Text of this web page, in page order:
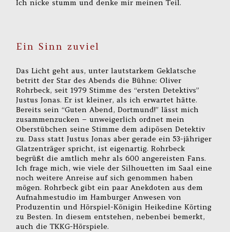
Ich nicke stumm und denke mir meinen Teil.
Ein Sinn zuviel
Das Licht geht aus, unter lautstarkem Geklatsche
betritt der Star des Abends die Bühne: Oliver
Rohrbeck, seit 1979 Stimme des “ersten Detektivs”
Justus Jonas. Er ist kleiner, als ich erwartet hätte.
Bereits sein “Guten Abend, Dortmund!” lässt mich
zusammenzucken – unweigerlich ordnet mein
Oberstübchen seine Stimme dem adipösen Detektiv
zu. Dass statt Justus Jonas aber gerade ein 53-jähriger
Glatzenträger spricht, ist eigenartig. Rohrbeck
begrüßt die amtlich mehr als 600 angereisten Fans.
Ich frage mich, wie viele der Silhouetten im Saal eine
noch weitere Anreise auf sich genommen haben
mögen. Rohrbeck gibt ein paar Anekdoten aus dem
Aufnahmestudio im Hamburger Anwesen von
Produzentin und Hörspiel-Königin Heikedine Körting
zu Besten. In diesem entstehen, nebenbei bemerkt,
auch die TKKG-Hörspiele.